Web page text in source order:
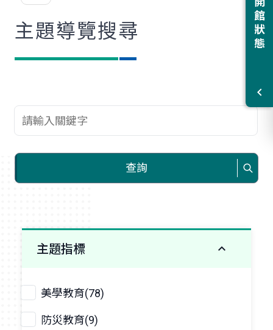
開館狀態
歡
主題導覽搜尋
查詢關鍵字
查詢
主題指標
美學教育(78)
防災教育(9)